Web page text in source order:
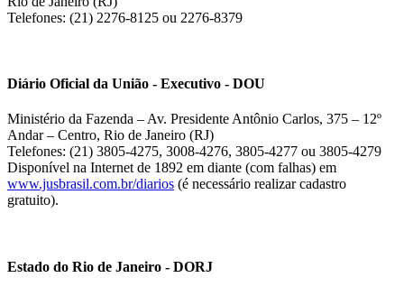
Telefones: (21) 2276-8125 ou 2276-8379
Diário Oficial da União - Executivo - DOU
Ministério da Fazenda – Av. Presidente Antônio Carlos, 375 – 12º
Andar – Centro, Rio de Janeiro (RJ)
Telefones: (21) 3805-4275, 3008-4276, 3805-4277 ou 3805-4279
Disponível na Internet de 1892 em diante (com falhas) em
www.jusbrasil.com.br/diarios (é necessário realizar cadastro
gratuito).
Estado do Rio de Janeiro - DORJ